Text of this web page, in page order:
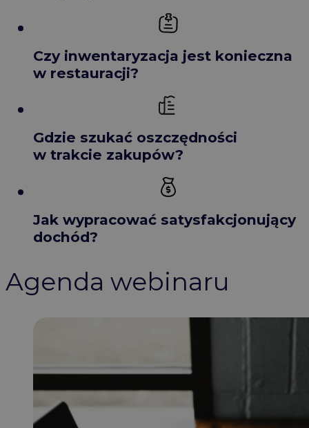
Czy inwentaryzacja jest konieczna
w restauracji?
Gdzie szukać oszczędności
w trakcie zakupów?
Jak wypracować satysfakcjonujący
dochód?
Agenda webinaru